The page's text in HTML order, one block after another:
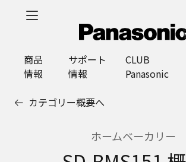
商品
情報
サポート
情報
CLUB
Panasonic
カテゴリー概要へ
ホームベーカリー